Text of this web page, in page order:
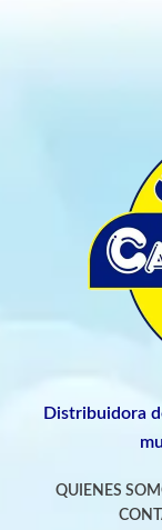
Distribuidora
QUIENES